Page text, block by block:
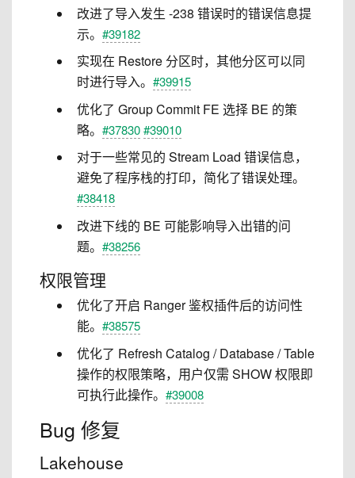
改进了导入发生 -238 错误时的错误信息提
示。 #39182
实现在 Restore 分区时，其他分区可以同
时进行导入。 #39915
优化了 Group Commit FE 选择 BE 的策
略。 #37830#39010
对于一些常见的 Stream Load 错误信息，
避免了程序栈的打印，简化了错误处理。
#38418
改进下线的 BE 可能影响导入出错的问
题。 #38256
权限管理
优化了开启 Ranger 鉴权插件后的访问性
能。 #38575
优化了 Refresh Catalog / Database / Table
操作的权限策略，用户仅需 SHOW 权限即
可执行此操作。 #39008
Bug 修复
Lakehouse